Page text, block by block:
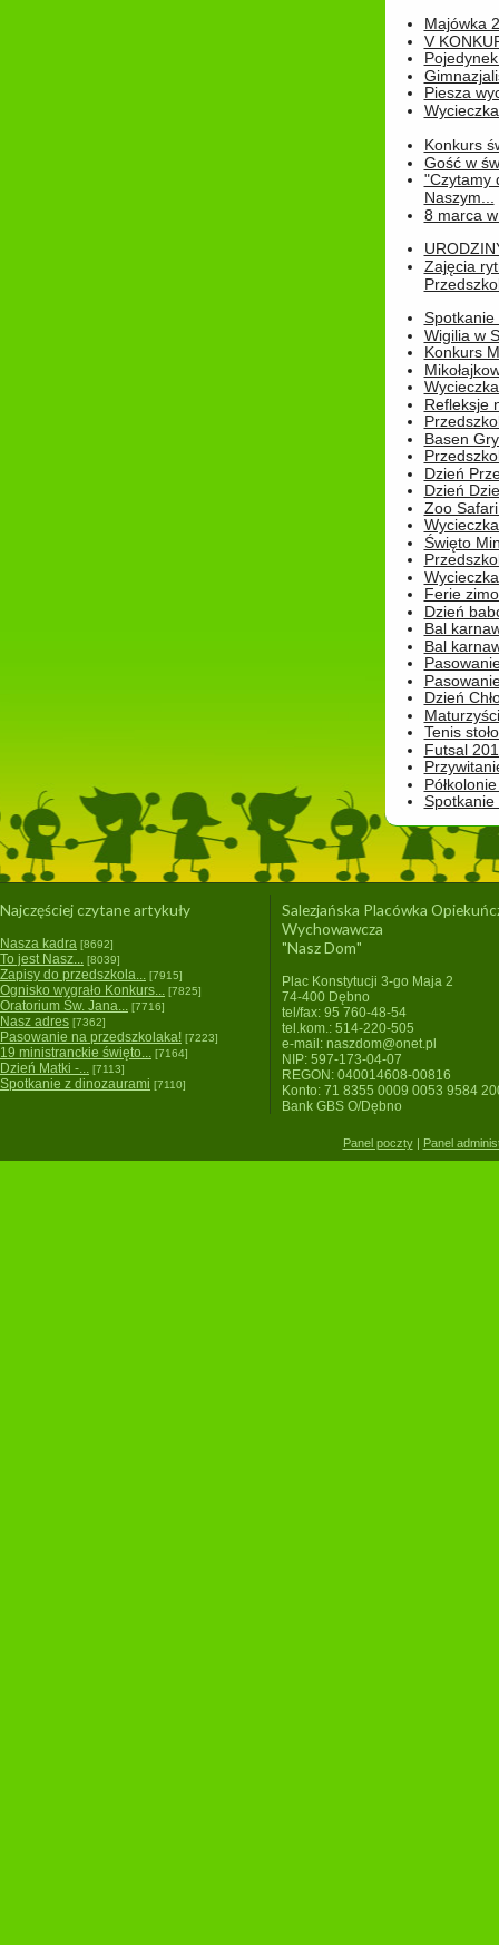
Majówka
V
Piesza
Konkurs
Gość w
"Czytamy
Naszym...
8 marca
Zajęcia
Spotkanie
Wigilia w
Konkurs
Refleksje
Basen
Dzień
Dzień
Zoo
Święto
Ferie
Dzień
Bal
Bal
Dzień
Tenis
Futsal
Najczęściej czytane artykuły
Nasza kadra [8692]
To jest Nasz... [8039]
Zapisy do przedszkola... [7915]
Ognisko wygrało Konkurs... [7825]
Oratorium Św. Jana... [7716]
Nasz adres [7362]
Pasowanie na przedszkolaka! [7223]
19 ministranckie święto... [7164]
Dzień Matki -... [7113]
Spotkanie z dinozaurami [7110]
Salezjańska Placówka
Wychowawcza
"Nasz Dom"
Plac Konstytucji 3-go Maja 2
74-400 Dębno
tel/fax: 95 760-48-54
tel.kom.: 514-220-505
e-mail: naszdom@onet.pl
NIP: 597-173-04-07
REGON: 040014608-00816
Konto: 71 8355 0009 0053 9584
Bank GBS O/Dębno
Panel poczty| Panel